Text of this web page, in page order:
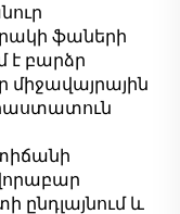
ֆաների
է բարձր
միջավայրային
ընդլայնում և